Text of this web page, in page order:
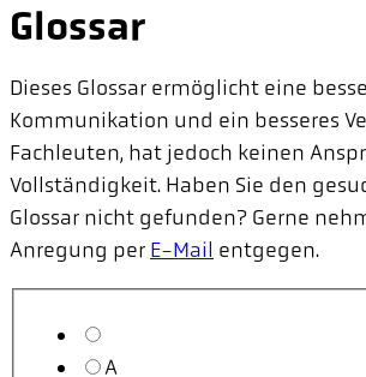
Glossar
Dieses Glossar ermöglicht eine
Kommunikation und ein besseres
Fachleuten, hat jedoch keinen
Vollständigkeit. Haben Sie den
Glossar nicht gefunden? Gerne
Anregung per E-Mail entgegen.
A